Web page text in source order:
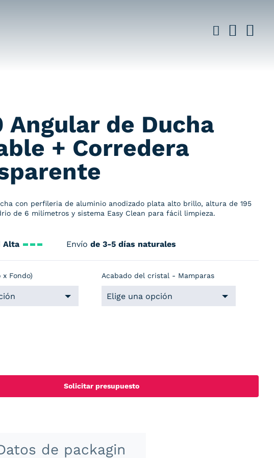
Angular de Ducha
+ Corredera
con perfileria de aluminio anodizado plata alto brillo, altura de 195
de 6 milímetros y sistema Easy Clean para fácil limpieza.
Alta Envío de 3-5 días naturales
x Fondo) Acabado del cristal - Mamparas
Solicitar presupuesto
de packagin